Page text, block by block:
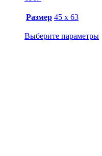
Размер 45 х 63
Выберите параметры